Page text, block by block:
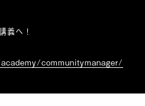
義へ！
communitymanager/